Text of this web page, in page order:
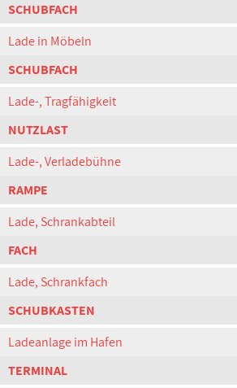
SCHUBFACH
Lade in Möbeln
SCHUBFACH
Lade-, Tragfähigkeit
NUTZLAST
Lade-, Verladebühne
RAMPE
Lade, Schrankabteil
FACH
Lade, Schrankfach
SCHUBKASTEN
Ladeanlage im Hafen
TERMINAL